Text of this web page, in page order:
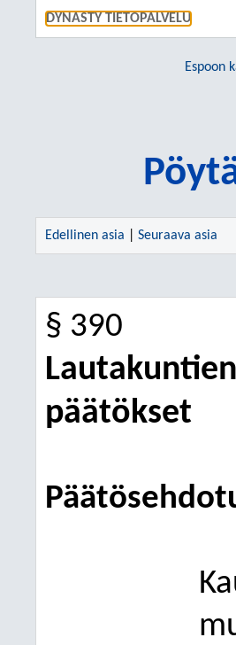
DYNASTY TIETOPALVELU
Espoon
Edellinen asia Seuraava asia
§ 390
päätökset